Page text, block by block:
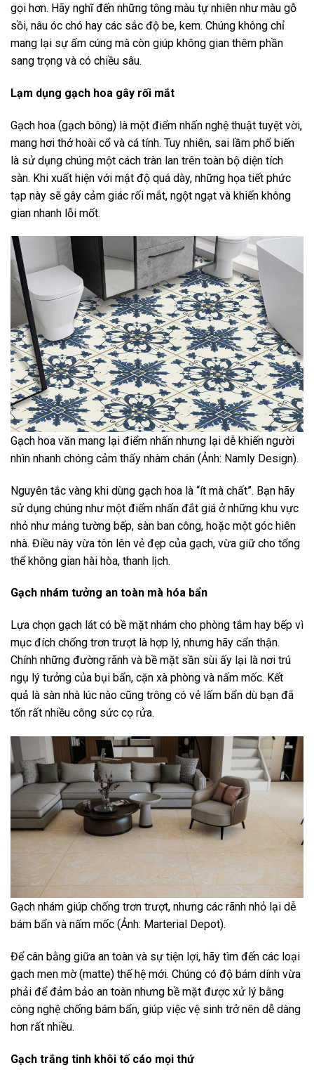
gọi hơn. Hãy nghĩ đến những tông màu tự nhiên như màu gỗ
sồi, nâu óc chó hay các sắc độ be, kem. Chúng không chỉ
mang lại sự ấm cúng mà còn giúp không gian thêm phần
sang trọng và có chiều sâu.
Lạm dụng gạch hoa gây rối mắt
Gạch hoa (gạch bông) là một điểm nhấn nghệ thuật tuyệt vời,
mang hơi thở hoài cổ và cá tính. Tuy nhiên, sai lầm phổ biến
là sử dụng chúng một cách tràn lan trên toàn bộ diện tích
sàn. Khi xuất hiện với mật độ quá dày, những họa tiết phức
tạp này sẽ gây cảm giác rối mắt, ngột ngạt và khiến không
gian nhanh lỗi mốt.
Gạch hoa văn mang lại điểm nhấn nhưng lại dễ khiến người
nhìn nhanh chóng cảm thấy nhàm chán (Ảnh: Namly Design).
Nguyên tắc vàng khi dùng gạch hoa là “ít mà chất”. Bạn hãy
sử dụng chúng như một điểm nhấn đắt giá ở những khu vực
nhỏ như mảng tường bếp, sàn ban công, hoặc một góc hiên
nhà. Điều này vừa tôn lên vẻ đẹp của gạch, vừa giữ cho tổng
thể không gian hài hòa, thanh lịch.
Gạch nhám tưởng an toàn mà hóa bẩn
Lựa chọn gạch lát có bề mặt nhám cho phòng tắm hay bếp vì
mục đích chống trơn trượt là hợp lý, nhưng hãy cẩn thận.
Chính những đường rãnh và bề mặt sần sùi ấy lại là nơi trú
ngụ lý tưởng của bụi bẩn, cặn xà phòng và nấm mốc. Kết
quả là sàn nhà lúc nào cũng trông có vẻ lấm bẩn dù bạn đã
tốn rất nhiều công sức cọ rửa.
Gạch nhám giúp chống trơn trượt, nhưng các rãnh nhỏ lại dễ
bám bẩn và nấm mốc (Ảnh: Marterial Depot).
Để cân bằng giữa an toàn và sự tiện lợi, hãy tìm đến các loại
gạch men mờ (matte) thế hệ mới. Chúng có độ bám dính vừa
phải để đảm bảo an toàn nhưng bề mặt được xử lý bằng
công nghệ chống bám bẩn, giúp việc vệ sinh trở nên dễ dàng
hơn rất nhiều.
Gạch trắng tinh khôi tố cáo mọi thứ